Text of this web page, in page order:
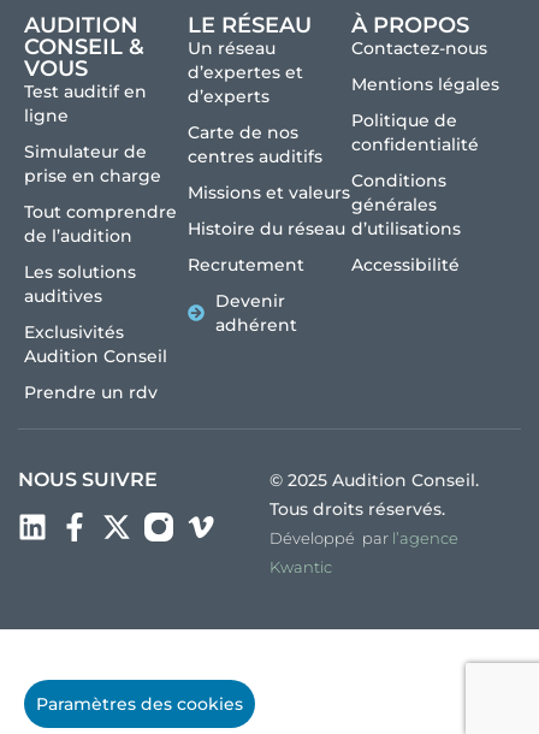
Paramètres des cookies
AUDITION
CONSEIL &
VOUS
Test auditif en
ligne
Simulateur de
prise en charge
Tout comprendre
de l’audition
Les solutions
auditives
Exclusivités
Audition Conseil
Prendre un rdv
LE RÉSEAU
Un réseau
d’expertes et
d’experts
Carte de nos
centres auditifs
Missions et valeurs
Histoire du réseau
Recrutement
Devenir
adhérent
À PROPOS
Contactez-nous
Mentions légales
Politique de
confidentialité
Conditions
générales
d’utilisations
Accessibilité
NOUS SUIVRE
© 2025 Audition Conseil.
Tous droits réservés.
Développé par l’agence
Kwantic